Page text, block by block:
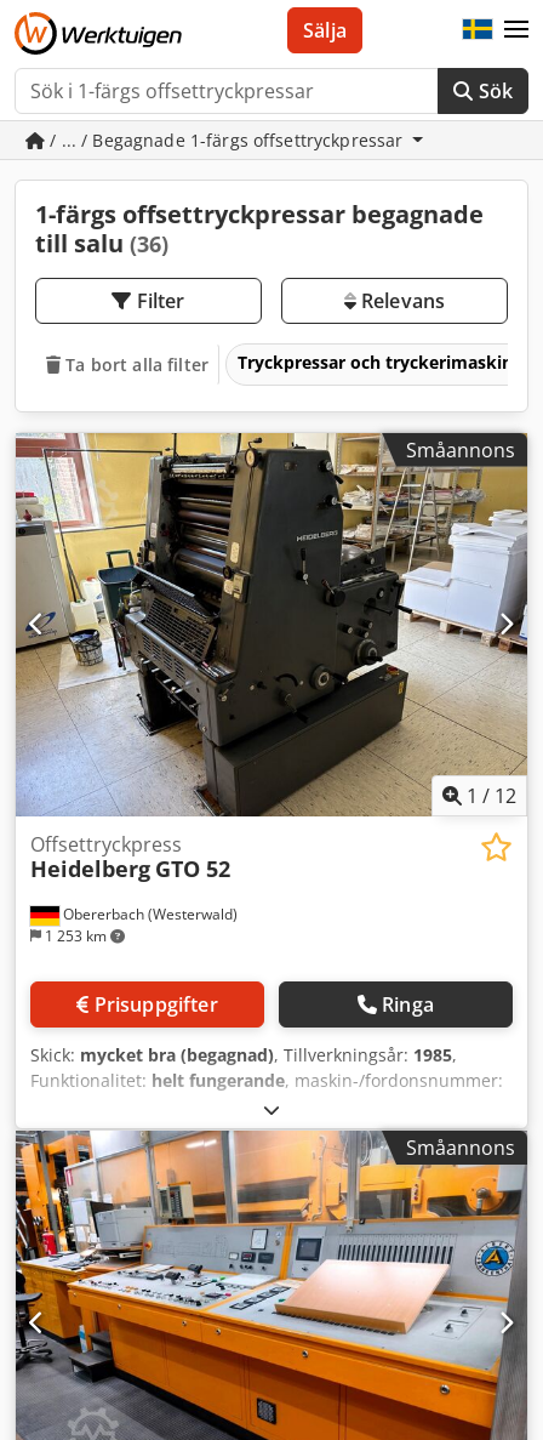
Sök
Sälja
/ ... / Begagnade 1-färgs offsettryckpressar
1-färgs offsettryckpressar begagnade
till salu (36)
Filter Relevans
Ta bort alla filter Tryckpressar och tryckerimaskiner
Småannons
1 / 12
Obererbach (Westerwald)
1 253 km
Offsettryckpress
Heidelberg GTO 52
Prisuppgifter Ringa
Skick: mycket bra (begagnad), Tillverkningsår: 1985,
Funktionalitet: helt fungerande, maskin-/fordonsnummer:
, STC-Ref: G-022-7717 Heidelberg GTO-52,
tillverkningsår: 1985, tryckantal: ca 20 miljoner.
Dksdpfxozfimno Ahnsr Format: 360x520 mm, 1 färg
Utrustning: - Pulveraggregat - Varn Compac III - Minus-
version --> Tillgänglig från: 08/2026
Småannons